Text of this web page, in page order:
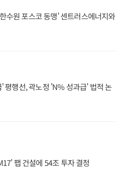
수원 포스코 동맹' 센트러스에너지와
평행선, 곽노정 'N% 성과급' 법적 논
팹 건설에 54조 투자 결정